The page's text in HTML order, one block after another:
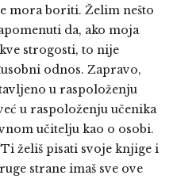
mora boriti. Želim nešto
da, ako moja
strogosti, to nije
odnos. Zapravo,
u raspoloženju
u raspoloženju učenika
učitelju kao o osobi.
želiš pisati svoje knjige i
strane imaš sve ove